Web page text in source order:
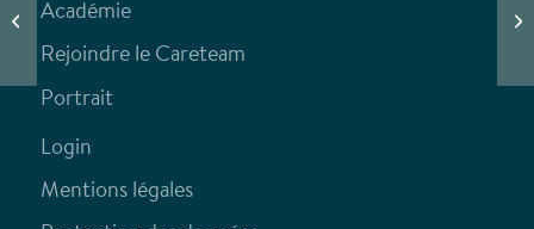
Académie
Rejoindre le Careteam
Portrait
Login
Mentions légales
Je suis résilient, donc je suis fort